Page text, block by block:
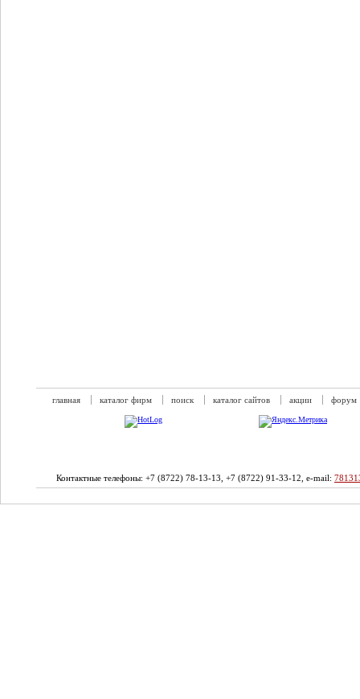
главная каталог фирм поиск каталог сайтов акции форум
Контактные телефоны: +7 (8722) 78-13-13, +7 (8722) 91-33-12, e-mail: